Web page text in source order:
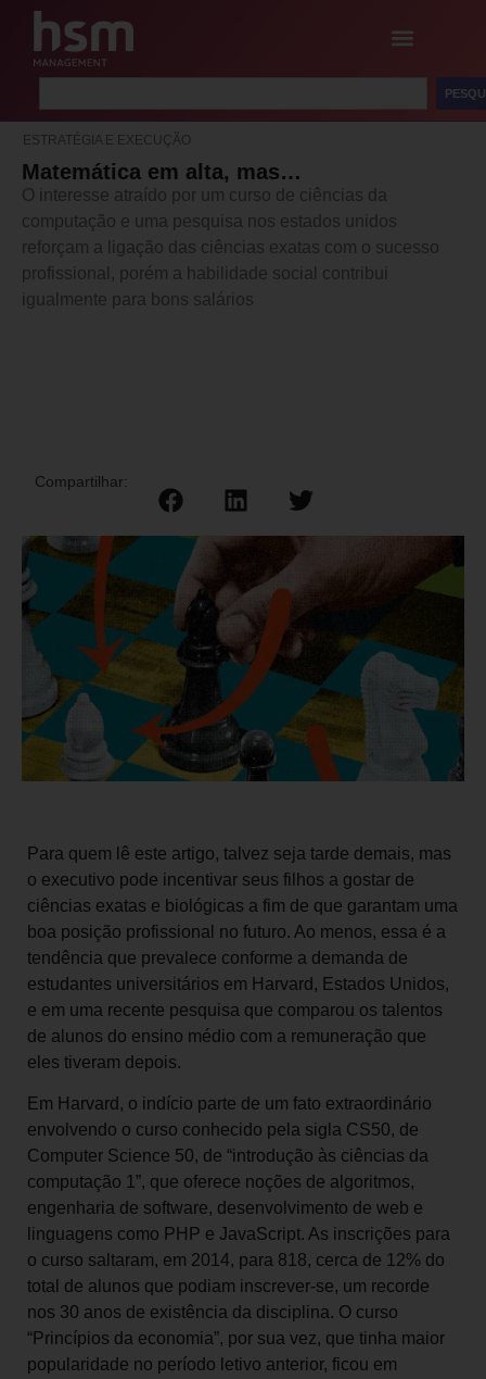
ESTRATÉGIA E EXECUÇÃO
Matemática em alta, mas…
O interesse atraído por um curso de ciências da
computação e uma pesquisa nos estados unidos
reforçam a ligação das ciências exatas com o sucesso
profissional, porém a habilidade social contribui
igualmente para bons salários
Compartilhar:
Para quem lê este artigo, talvez seja tarde demais, mas
o executivo pode incentivar seus filhos a gostar de
ciências exatas e biológicas a fim de que garantam uma
boa posição profissional no futuro. Ao menos, essa é a
tendência que prevalece conforme a demanda de
estudantes universitários em Harvard, Estados Unidos,
e em uma recente pesquisa que comparou os talentos
de alunos do ensino médio com a remuneração que
eles tiveram depois.
Em Harvard, o indício parte de um fato extraordinário
envolvendo o curso conhecido pela sigla CS50, de
Computer Science 50, de “introdução às ciências da
computação 1”, que oferece noções de algoritmos,
engenharia de software, desenvolvimento de web e
linguagens como PHP e JavaScript. As inscrições para
o curso saltaram, em 2014, para 818, cerca de 12% do
total de alunos que podiam inscrever-se, um recorde
nos 30 anos de existência da disciplina. O curso
“Princípios da economia”, por sua vez, que tinha maior
popularidade no período letivo anterior, ficou em